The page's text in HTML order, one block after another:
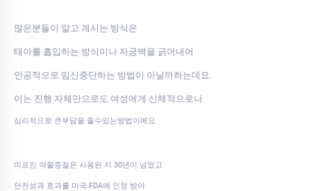
많은분들이 알고 계시는 방식은
태아를 흡입하는 방식이나 자궁벽을 긁어내어
인공적으로 임신중단하는 방법이 아닐까하는데요.
이는 진행 자체만으로도 여성에게 신체적으로나
심리적으로 큰부담을 줄수있는방법이에요
미프진 약물중절은 사용된 지 30년이 넘었고
안전성과 효과를 미국 FDA에 인정 받아